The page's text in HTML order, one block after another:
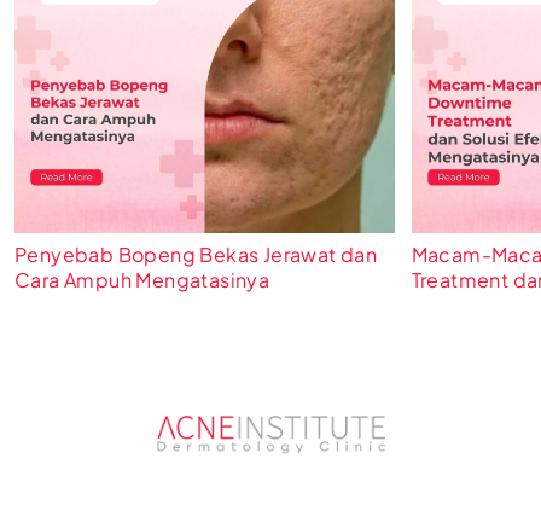
Penyebab Bopeng Bekas Jerawat dan
Cara Ampuh Mengatasinya
Macam-
Treatment